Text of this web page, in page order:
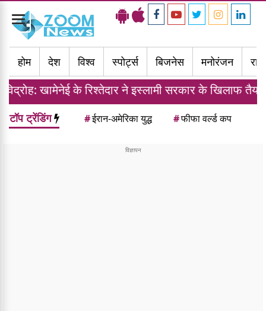
Toggle
navigation
होम
देश विश्व स्पोर्ट्स बिजनेस मनोरंजन
के रिश्तेदार ने इस्लामी सरकार के खिलाफ तैयार की फौज
टॉप ट्रेंडिंग #ईरान-अमेरिका युद्ध #फीफा वर्ल्ड कप